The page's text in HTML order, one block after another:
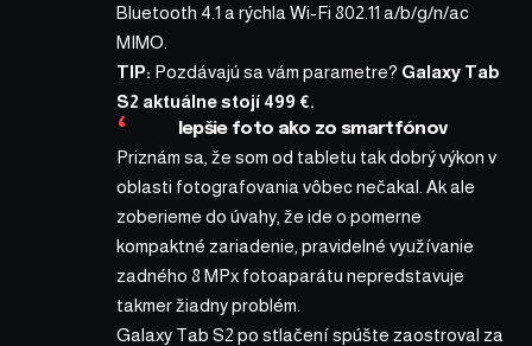
Bluetooth 4.1 a rýchla Wi-Fi 802.11 a/b/g/n/ac
MIMO.
TIP: Pozdávajú sa vám parametre? Galaxy Tab
S2 aktuálne stojí 499 €.
lepšie foto ako zo smartfónov
Priznám sa, že som od tabletu tak dobrý výkon v
oblasti fotografovania vôbec nečakal. Ak ale
zoberieme do úvahy, že ide o pomerne
kompaktné zariadenie, pravidelné využívanie
zadného 8 MPx fotoaparátu nepredstavuje
takmer žiadny problém.
Galaxy Tab S2 po stlačení spúšte zaostroval za